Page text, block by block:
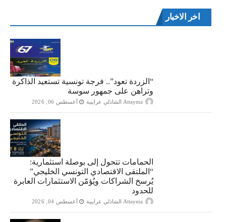
اخر الاخبار
“الزردة تعود”.. فرجة تونسية تستعيد الذاكرة
وتراهن على جمهور سوسة
Attayma الشاذلي عرايبية أغسطس 06, 2026
الحمامات تتحول إلى بوصلة استثمارية:
“الملتقى الاقتصادي التونسي الخليجي”
يُرسخ الشراكات ويُؤمّن الاستثمارات العابرة
للحدود
Attayma الشاذلي عرايبية أغسطس 04, 2026